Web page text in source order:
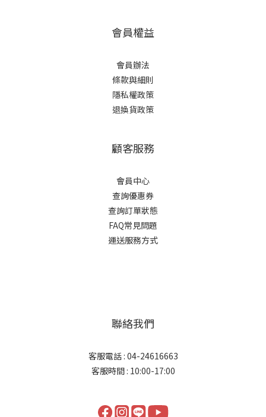
會員權益
會員辦法
條款與細則
隱私權政策
退換貨政策
顧客服務
會員中心
查詢優惠券
查詢訂單狀態
FAQ常見問題
運送服務方式
聯絡我們
客服電話 : 04-24616663
客服時間 : 10:00-17:00